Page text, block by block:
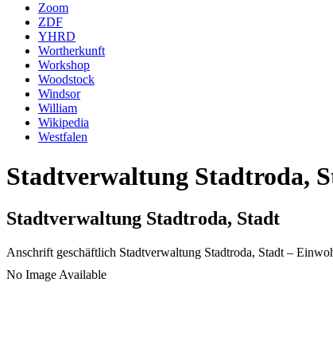
Zoom
ZDF
YHRD
Wortherkunft
Workshop
Woodstock
Windsor
William
Wikipedia
Westfalen
Stadtverwaltung Stadtroda,
Stadtverwaltung Stadtroda, Stadt
Anschrift geschäftlich Stadtverwaltung Stadtroda, Stadt –
No Image Available